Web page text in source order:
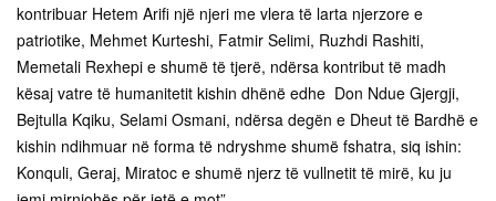
kontribuar Hetem Arifi një njeri me vlera të larta njerzore e
patriotike, Mehmet Kurteshi, Fatmir Selimi, Ruzhdi Rashiti,
Memetali Rexhepi e shumë të tjerë, ndërsa kontribut të madh
kësaj vatre të humanitetit kishin dhënë edhe Don Ndue Gjergji,
Bejtulla Kqiku, Selami Osmani, ndërsa degën e Dheut të Bardhë e
kishin ndihmuar në forma të ndryshme shumë fshatra, siq ishin:
Konquli, Geraj, Miratoc e shumë njerz të vullnetit të mirë, ku ju